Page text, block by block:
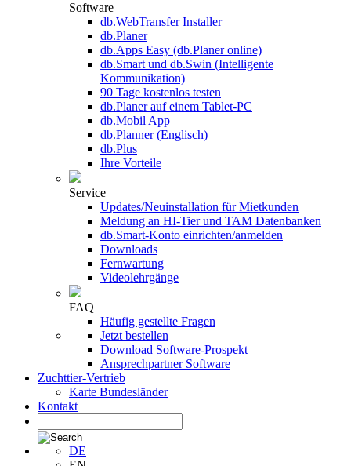
Software
db.WebTransfer Installer
db.Planer
db.Apps Easy (db.Planer online)
db.Smart und db.Swin (Intelligente
Kommunikation)
90 Tage kostenlos testen
db.Planer auf einem Tablet-PC
db.Mobil App
db.Planner (Englisch)
db.Plus
Ihre Vorteile
Service
Updates/Neuinstallation für Mietkunden
Meldung an HI-Tier und TAM Datenbanken
db.Smart-Konto einrichten/anmelden
Downloads
Fernwartung
Videolehrgänge
FAQ
Häufig gestellte Fragen
Jetzt bestellen
Download Software-Prospekt
Ansprechpartner Software
Zuchttier-Vertrieb
Karte Bundesländer
Kontakt
DE